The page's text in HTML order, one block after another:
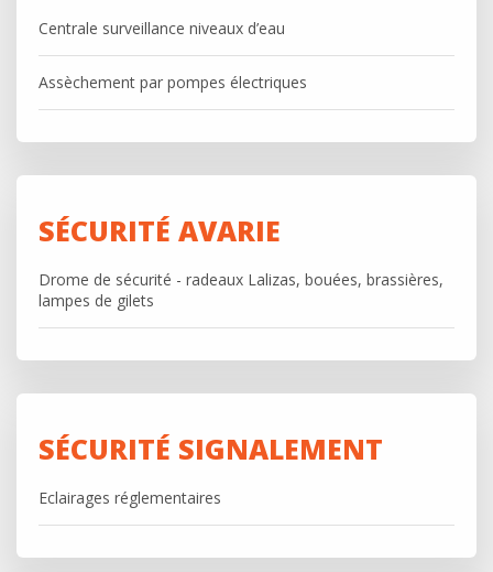
Centrale surveillance niveaux d’eau
Assèchement par pompes électriques
SÉCURITÉ AVARIE
Drome de sécurité - radeaux Lalizas, bouées, brassières,
lampes de gilets
SÉCURITÉ SIGNALEMENT
Eclairages réglementaires